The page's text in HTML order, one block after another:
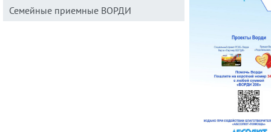
Семейные приемные ВОРДИ